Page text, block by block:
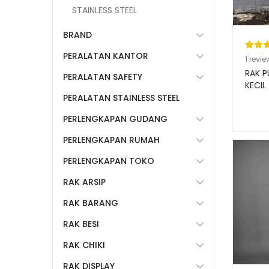
5.00
11
RAK
KECIL
STAINLESS STEEL
BRAND
PERALATAN KANTOR
PERALATAN SAFETY
PERALATAN STAINLESS STEEL
PERLENGKAPAN GUDANG
PERLENGKAPAN RUMAH
PERLENGKAPAN TOKO
RAK ARSIP
RAK BARANG
RAK BESI
RAK CHIKI
RAK DISPLAY